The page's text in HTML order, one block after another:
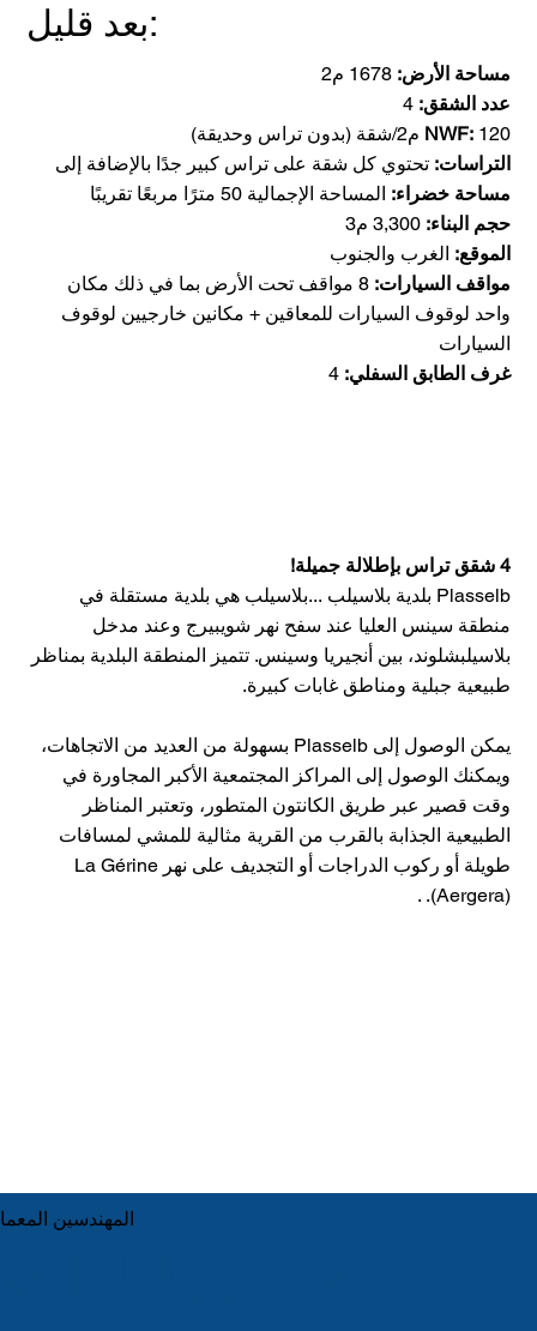
بعد قليل:
مساحة الأرض: 1678 م2
عدد الشقق: 4
NWF:120 م2/شقة (بدون تراس وحديقة)
التراسات: تحتوي كل شقة على تراس كبير جدًا بالإضافة إلى
مساحة خضراء: المساحة الإجمالية 50 مترًا مربعًا تقريبًا
حجم البناء: 3,300 م3
الموقع: الغرب والجنوب
مواقف السيارات:
8 مواقف تحت الأرض بما في ذلك مكان
واحد لوقوف السيارات للمعاقين + مكانين خارجيين لوقوف
السيارات
غرف الطابق السفلي: 4
4 شقق تراس بإطلالة جميلة!
Plasselb بلدية بلاسيلب ...بلاسيلب هي بلدية مستقلة في
منطقة سينس العليا عند سفح نهر شويبيرج وعند مدخل
بلاسيلبشلوند، بين أنجيريا وسينس. تتميز المنطقة البلدية بمناظر
طبيعية جبلية ومناطق غابات كبيرة.
يمكن الوصول إلى Plasselb بسهولة من العديد من الاتجاهات،
ويمكنك الوصول إلى المراكز المجتمعية الأكبر المجاورة في
وقت قصير عبر طريق الكانتون المتطور، وتعتبر المناظر
الطبيعية الجذابة بالقرب من القرية مثالية للمشي لمسافات
طويلة أو ركوب الدراجات أو التجديف على نهر La Gérine
(Aergera). .
المهندسين